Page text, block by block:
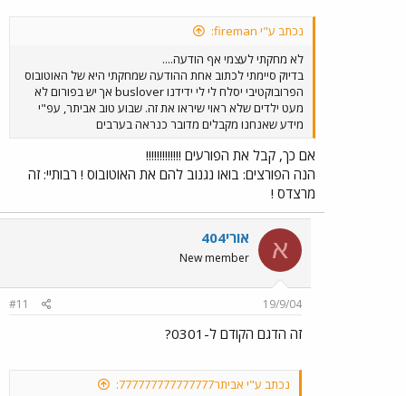
נכתב ע"י fireman:
לא מחקתי לעצמי אף הודעה....
בדיוק סיימתי לכתוב אחת ההודעה שמחקתי היא של האוטובוס
הפרובוקטיבי יסלח לי לי ידידנו buslover אך יש בפורום לא
מעט ילדים שלא ראוי שיראו את זה. שבוע טוב אביתר, עפ"י
מידע שאנחנו מקבלים מדובר כנראה בערבים
אם כך, קבל את הפורעים !!!!!!!!!!!!!
הנה הפורצים: בואו נגנוב להם את האוטובוס ! רבותיי: זה
מרצדס !
א אורי404
New member
19/9/04
#11
זה הדגם הקודם ל-0301?
נכתב ע"י אביתר777777777777777: